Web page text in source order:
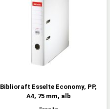
Biblioraft Esselte Economy, PP,
A4, 75 mm, alb